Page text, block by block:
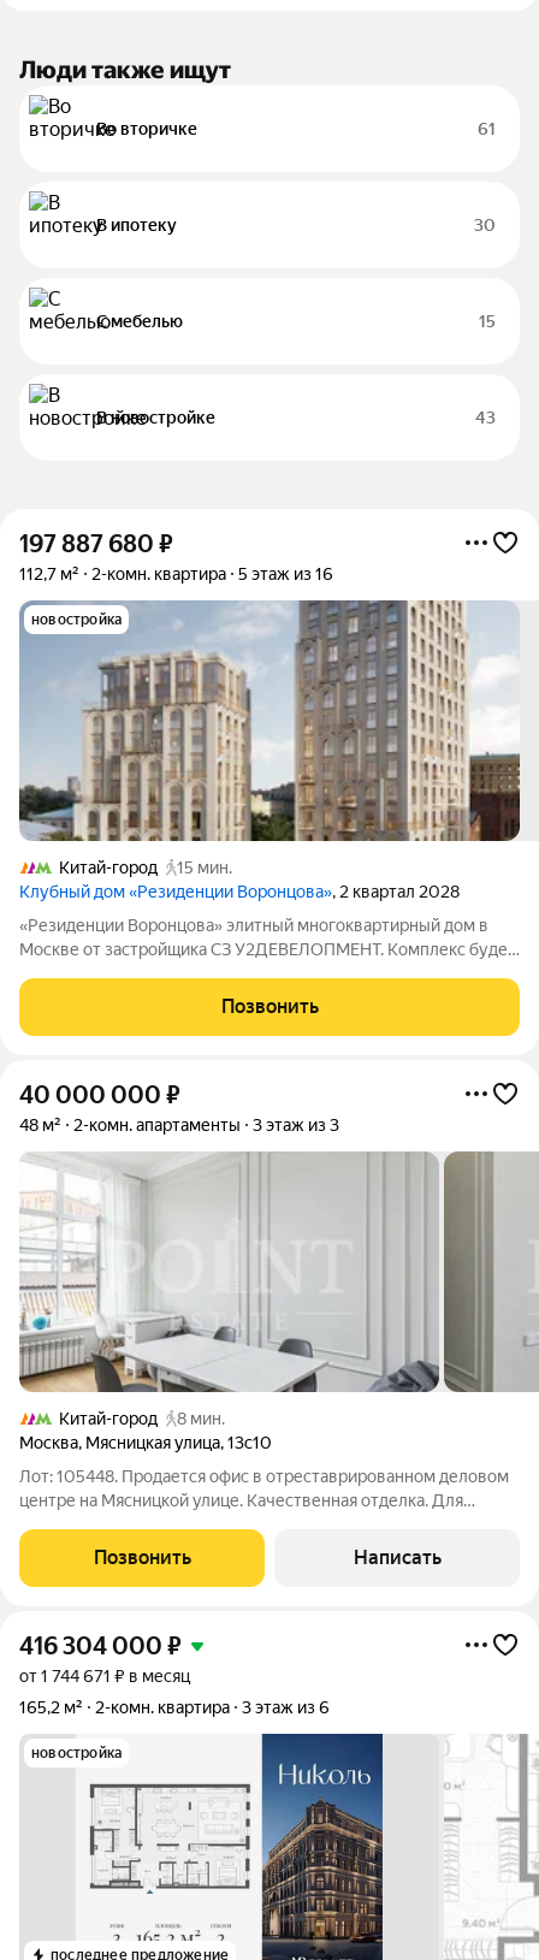
Люди также ищут
Во вторичке 61
В ипотеку 30
С мебелью 15
В новостройке 43
197 887 680 ₽
112,7 м² 2-комн. квартира 5 этаж из 16
новостройка
Китай-город
15 мин.
Клубный дом «Резиденции Воронцова», 2 квартал 2028
«Резиденции Воронцова» элитный многоквартирный дом в
Москве от застройщика СЗ У2ДЕВЕЛОПМЕНТ. Комплекс будет
Позвонить
40 000 000 ₽
48 м² 2-комн. апартаменты 3 этаж из 3
Китай-город
8 мин.
Москва, Мясницкая улица,13с10
Лот: 105448. Продается офис в отреставрированном деловом
центре на Мясницкой улице. Качественная отделка. Для
группа и общие зоны. Рядом вся инфраструктура
исторического центра Москвы - кафе,
Позвонить Написать
416 304 000 ₽
от 1 744 671 ₽ в месяц
165,2 м²
2-комн. квартира 3 этаж из 6
новостройка
последнее предложение